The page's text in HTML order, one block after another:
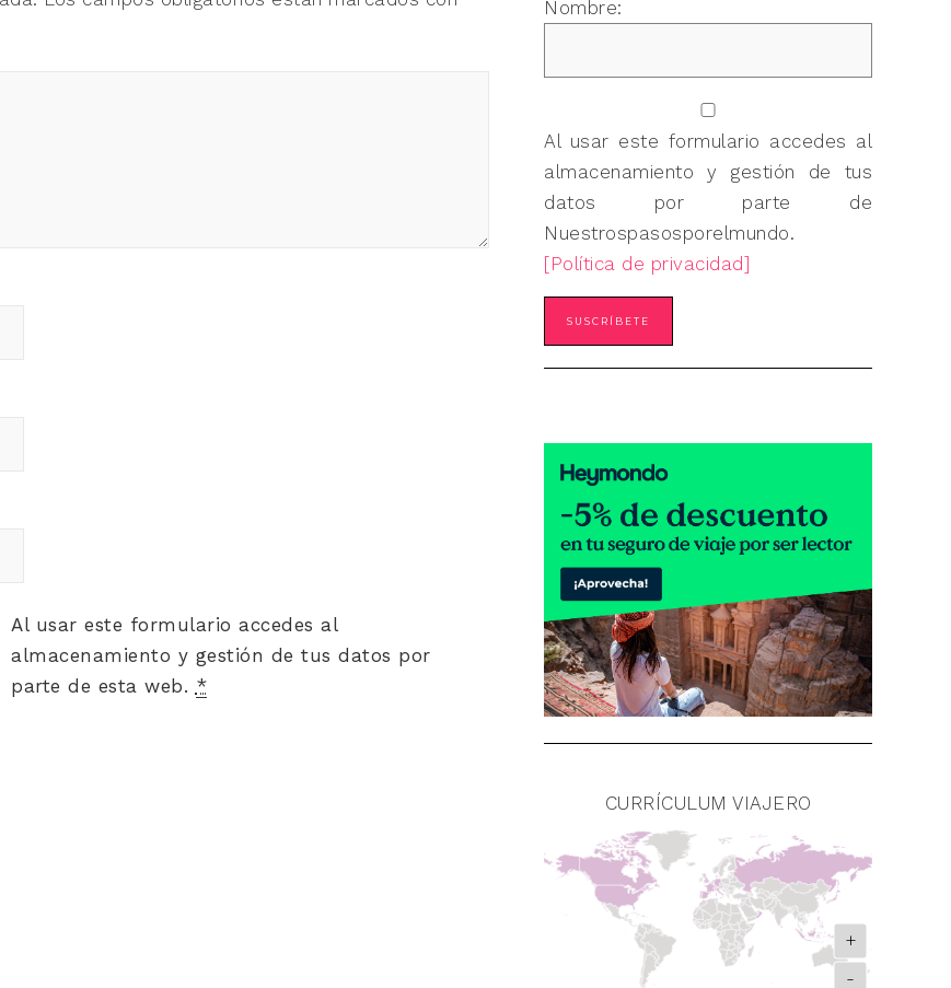
Al usar este formulario accedes al
almacenamiento y gestión de tus datos por
parte de esta web. *
Nombre:
Al usar este formulario accedes al
almacenamiento y gestión de tus
datos por parte de
Nuestrospasosporelmundo.
[Política de privacidad]
CURRÍCULUM VIAJERO
+
-